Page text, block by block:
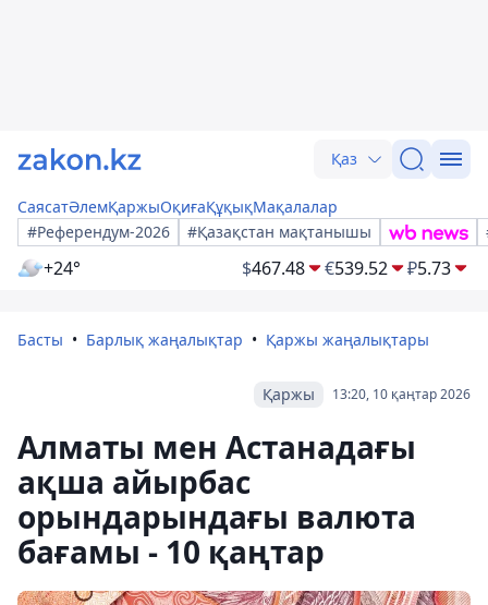
Қаз
СаясатӘлемҚаржыОқиғаҚұқықМақалалар
#Референдум-2026
#Қазақстан мақтанышы
+24° $467.48 €539.52 ₽5.73
Басты Барлық жаңалықтар Қаржы жаңалықтары
13:20, 10 қаңтар 2026
Қаржы
Алматы мен Астанадағы
ақша айырбас
орындарындағы валюта
бағамы - 10 қаңтар